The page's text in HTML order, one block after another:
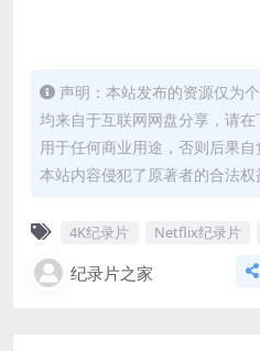
声明：本站发布的资源仅为
均来自于互联网网盘分享，请
用于任何商业用途，否则后果
本站内容侵犯了原著者的合法权
4K纪录片 Netflix纪录片
纪录片之家